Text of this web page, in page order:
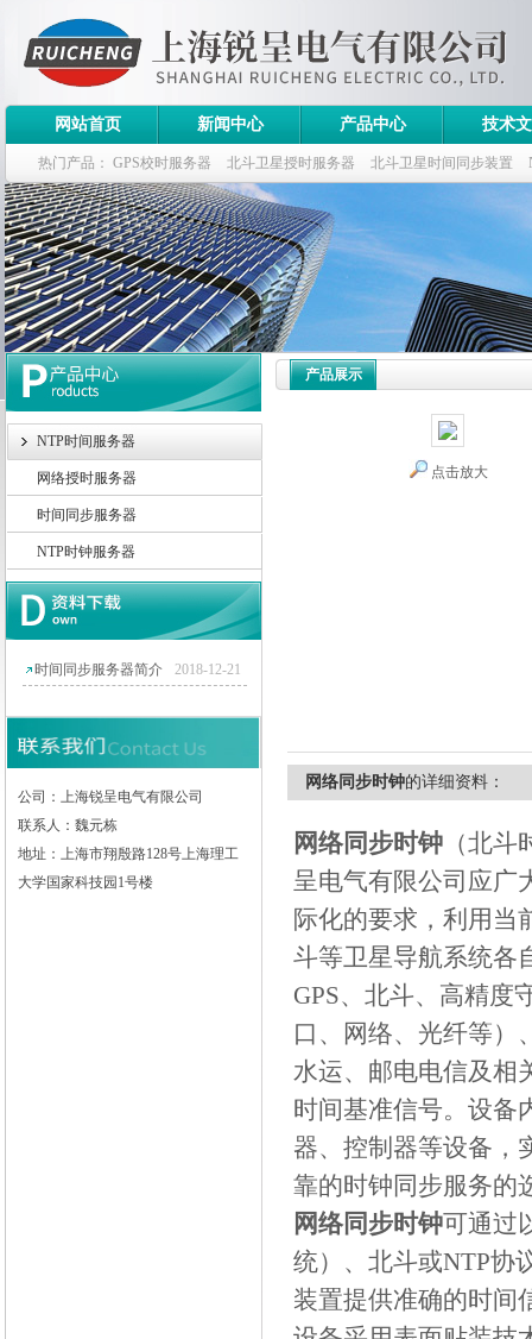
上海锐呈电气有限公司
网站首页 新闻中心 产品中心 技术
热门产品： GPS校时服务器 北斗卫星授时服务器 北斗卫星时间同步装置
斗卫星同步时钟指标
NTP时间服务器
网络授时服务器
时间同步服务器
NTP时钟服务器
时间同步服务器简介 2018-12-21
公司：上海锐呈电气有限公司
联系人：魏元栋
地址：上海市翔殷路128号上海理工
大学国家科技园1号楼
产品展示
点击放大
网络同步时钟的详细资料：
网络同步时钟 （北
呈电气有限公司应广
际化的要求，利用当
斗等卫星导航系统各
GPS、北斗、高精度
口、网络、光纤等）
水运、邮电电信及相
时间基准信号。设备
器、控制器等设备，
靠的时钟同步服务的
网络同步时钟可通过
统）、北斗或NTP协
装置提供准确的时间